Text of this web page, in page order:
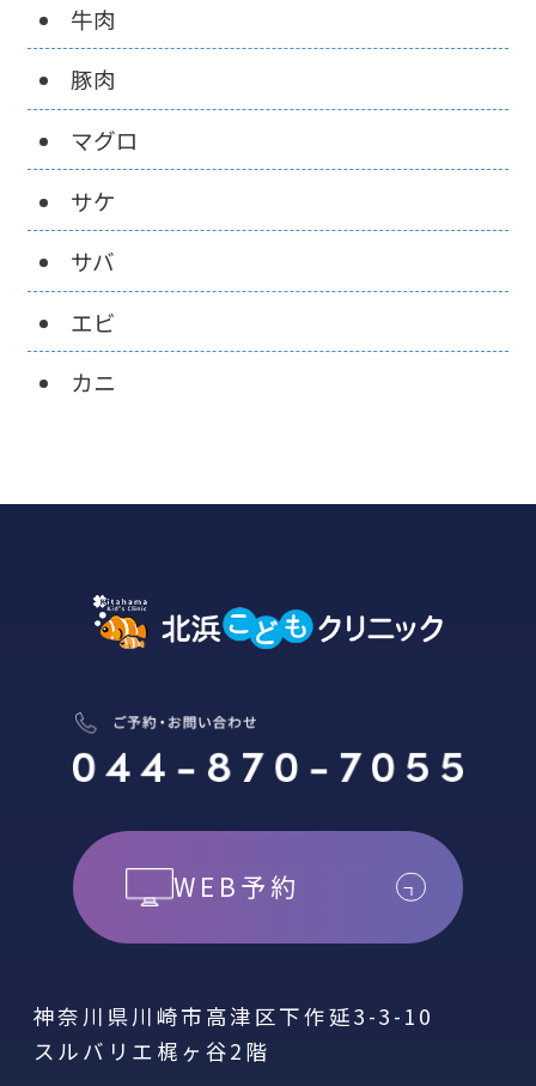
牛肉
豚肉
マグロ
サケ
サバ
エビ
カニ
WEB予約
神奈川県川崎市高津区下作延3-3-10
スルバリエ梶ヶ谷2階